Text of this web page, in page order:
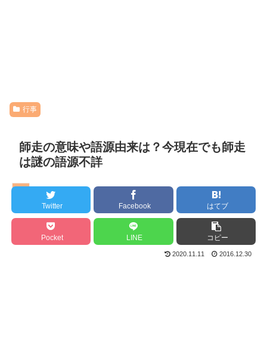
行事
師走の意味や語源由来は？今現在でも師走
は謎の語源不詳
Twitter Facebook はてブ
Pocket LINE コピー
2020.11.11 2016.12.30